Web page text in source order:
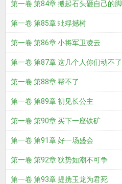
第一卷 第84章 搬起石头砸自己的脚
第一卷 第85章 蚍蜉撼树
第一卷 第86章 小将军卫凌云
第一卷 第87章 这几个人你们动不了
第一卷 第88章 帮不了
第一卷 第89章 初见长公主
第一卷 第90章 买下一座铁矿
第一卷 第91章 好一场盛会
第一卷 第92章 狄势如潮不可争
第一卷 第93章 提携玉龙为君死